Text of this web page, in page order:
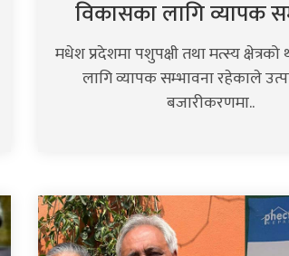
विकासका लागि व्यापक
मधेश प्रदेशमा पशुपक्षी तथा मत्स्य
लागि व्यापक सम्भावना रहेकाले
बजारीकरणमा..